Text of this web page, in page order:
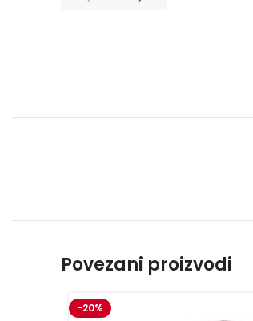
Povezani proizvodi
-20%